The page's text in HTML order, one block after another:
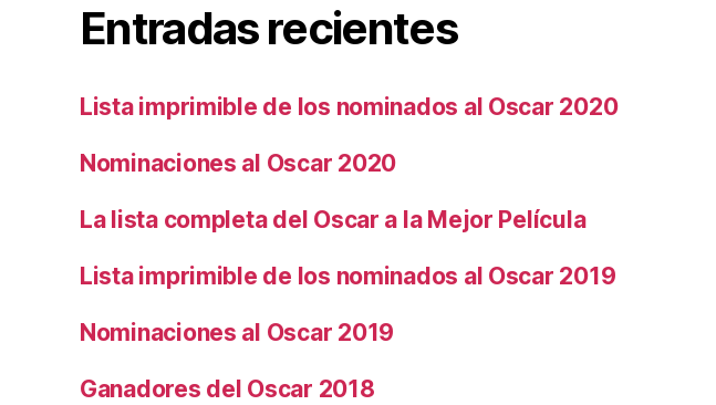
Entradas recientes
Lista imprimible de los nominados al Oscar 2020
Nominaciones al Oscar 2020
La lista completa del Oscar a la Mejor Película
Lista imprimible de los nominados al Oscar 2019
Nominaciones al Oscar 2019
Ganadores del Oscar 2018